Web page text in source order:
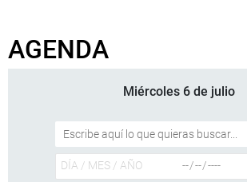
AGENDA
Miércoles 6 de julio